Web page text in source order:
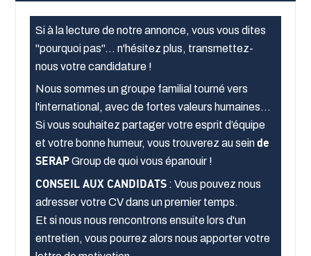
Si à la lecture de notre annonce, vous vous dites
"pourquoi pas"... n'hésitez plus, transmettez-
nous votre candidature !
Nous sommes un groupe familial tourné vers
l'international, avec de fortes valeurs humaines
Si vous souhaitez partager votre esprit d’équipe
et votre bonne humeur, vous trouverez au seinde
SERAPGroup de quoi vous épanouir !
CONSEIL AUX CANDIDATS: Vous pouvez nous
adresser votre CV dans un premier temps.
Et si nous nous rencontrons ensuite lors d'un
entretien, vous pourrez alors nous apporter votre